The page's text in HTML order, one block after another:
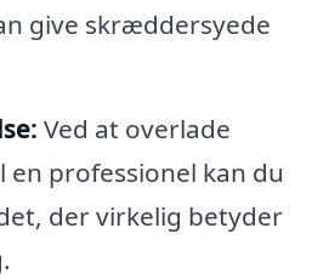
give skræddersyede
Ved at overlade
en professionel kan du
der virkelig betyder